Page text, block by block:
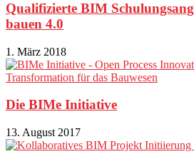
Qualifizierte BIM
bauen 4.0
1. März 2018
Die BIMe Initiative
13. August 2017